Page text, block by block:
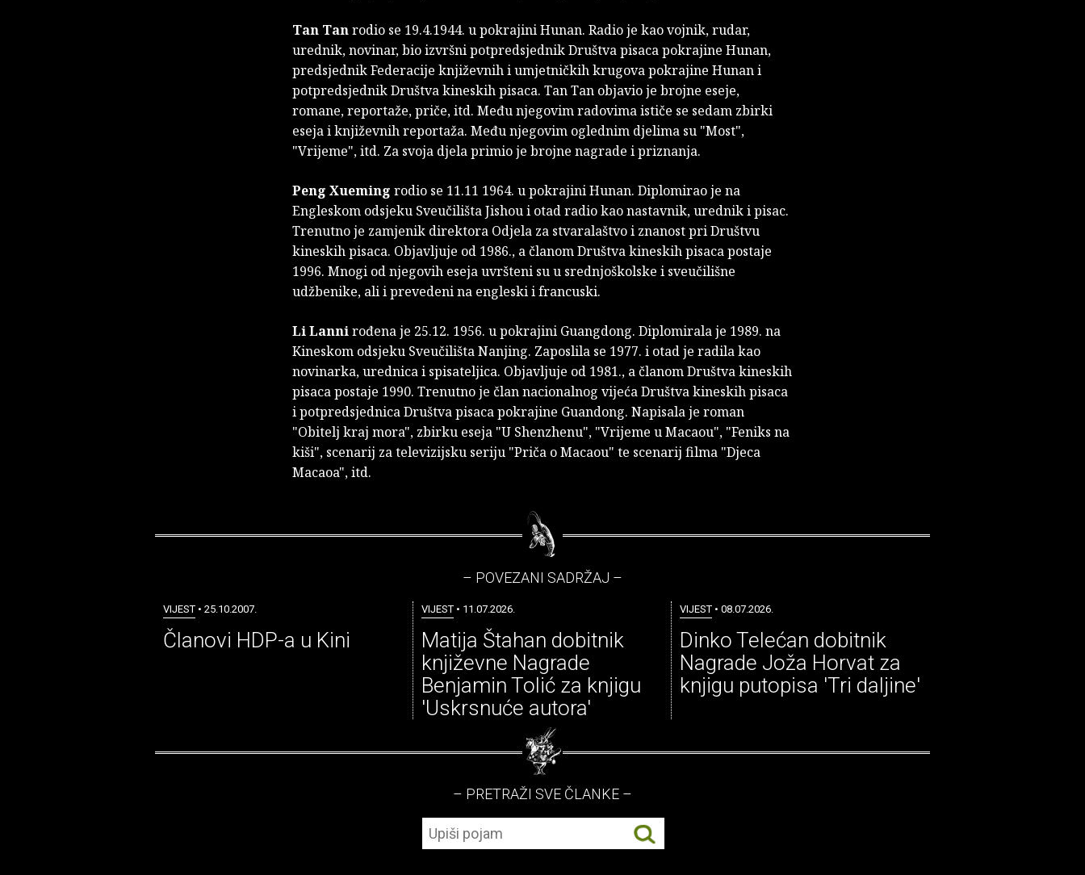
Tan Tanrodio se 19.4.1944. u pokrajini Hunan. Radio je kao vojnik, rudar,
urednik, novinar, bio izvršni potpredsjednik Društva pisaca pokrajine Hunan,
predsjednik Federacije književnih i umjetničkih krugova pokrajine Hunan i
potpredsjednik Društva kineskih pisaca. Tan Tan objavio je brojne eseje,
romane, reportaže, priče, itd. Među njegovim radovima ističe se sedam zbirki
eseja i književnih reportaža. Među njegovim oglednim djelima su "Most",
"Vrijeme", itd. Za svoja djela primio je brojne nagrade i priznanja.
Peng Xueming rodio se 11.11 1964. u pokrajini Hunan. Diplomirao je na
Engleskom odsjeku Sveučilišta Jishou i otad radio kao nastavnik, urednik i pisac.
Trenutno je zamjenik direktora Odjela za stvaralaštvo i znanost pri Društvu
kineskih pisaca. Objavljuje od 1986., a članom Društva kineskih pisaca postaje
1996. Mnogi od njegovih eseja uvršteni su u srednjoškolske i sveučilišne
udžbenike, ali i prevedeni na engleski i francuski.
Li Lannirođena je 25.12. 1956. u pokrajini Guangdong. Diplomirala je 1989. na
Kineskom odsjeku Sveučilišta Nanjing. Zaposlila se 1977. i otad je radila kao
novinarka, urednica i spisateljica. Objavljuje od 1981., a članom Društva kineskih
pisaca postaje 1990. Trenutno je član nacionalnog vijeća Društva kineskih pisaca
i potpredsjednica Društva pisaca pokrajine Guandong. Napisala je roman
"Obitelj kraj mora", zbirku eseja "U Shenzhenu", "Vrijeme u Macaou", "Feniks na
kiši", scenarij za televizijsku seriju "Priča o Macaou" te scenarij filma "Djeca
Macaoa", itd.
– POVEZANI SADRŽAJ –
VIJEST• 25.10.2007.
Članovi HDP-a u Kini
VIJEST• 11.07.2026.
Matija Štahan dobitnik
književne Nagrade
Benjamin Tolić za knjigu
'Uskrsnuće autora'
VIJEST• 08.07.2026.
Dinko Telećan dobitnik
Nagrade Joža Horvat za
knjigu putopisa 'Tri daljine'
– PRETRAŽI SVE ČLANKE –